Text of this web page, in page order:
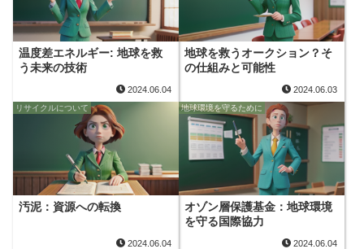
温度差エネルギー: 地球を救
う未来の技術
2024.06.04
地球を救うオークション？そ
の仕組みと可能性
2024.06.03
リサイクルについて
汚泥：資源への転換
2024.06.04
地球環境を守るために
オゾン層保護基金：地球環境
を守る国際協力
2024.06.04